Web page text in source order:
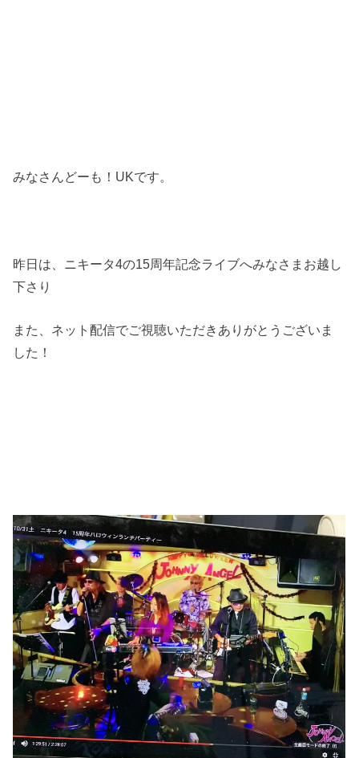
みなさんどーも！UKです。
昨日は、ニキータ4の15周年記念ライブへみなさまお越し
下さり
また、ネット配信でご視聴いただきありがとうございま
した！